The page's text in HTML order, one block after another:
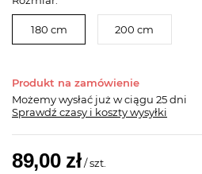
180 cm 200 cm
Produkt na zamówienie
Możemy wysłać już w ciągu 25 dni
Sprawdź czasy i koszty wysyłki
89,00 zł /szt.